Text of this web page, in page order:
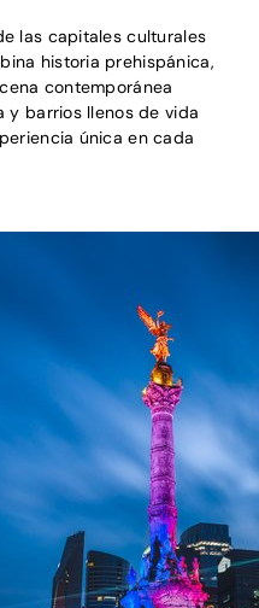
las capitales culturales
historia prehispánica,
contemporánea
y barrios llenos de vida
única en cada